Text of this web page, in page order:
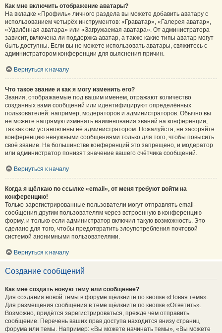
Как мне включить отображение аватары?
На вкладке «Профиль» личного раздела вы можете добавить аватару с
использованием четырёх инструментов: «Граватар», «Галерея аватар»,
«Удалённая аватара» или «Загружаемая аватара». От администратора
зависит, включена ли поддержка аватар, а также какие типы аватар могут
быть доступны. Если вы не можете использовать аватары, свяжитесь с
администратором конференции для выяснения причин.
Вернуться к началу
Что такое звание и как я могу изменить его?
Звания, отображаемые под вашим именем, отражают количество
созданных вами сообщений или идентифицируют определённых
пользователей: например, модераторов и администраторов. Обычно вы
не можете напрямую изменять наименования званий на конференции,
так как они установлены её администратором. Пожалуйста, не засоряйте
конференцию ненужными сообщениями только для того, чтобы повысить
своё звание. На большинстве конференций это запрещено, и модератор
или администратор понизят значение вашего счётчика сообщений.
Вернуться к началу
Когда я щёлкаю по ссылке «email», от меня требуют войти на
конференцию!
Только зарегистрированные пользователи могут отправлять email-
сообщения другим пользователям через встроенную в конференцию
форму, и только если администратор включил такую возможность. Это
сделано для того, чтобы предотвратить злоупотребления почтовой
системой анонимными пользователями.
Вернуться к началу
Создание сообщений
Как мне создать новую тему или сообщение?
Для создания новой темы в форуме щёлкните по кнопке «Новая тема».
Для размещения сообщения в теме щёлкните по кнопке «Ответить».
Возможно, придётся зарегистрироваться, прежде чем отправить
сообщение. Перечень ваших прав доступа находится внизу страниц
форума или темы. Например: «Вы можете начинать темы», «Вы можете